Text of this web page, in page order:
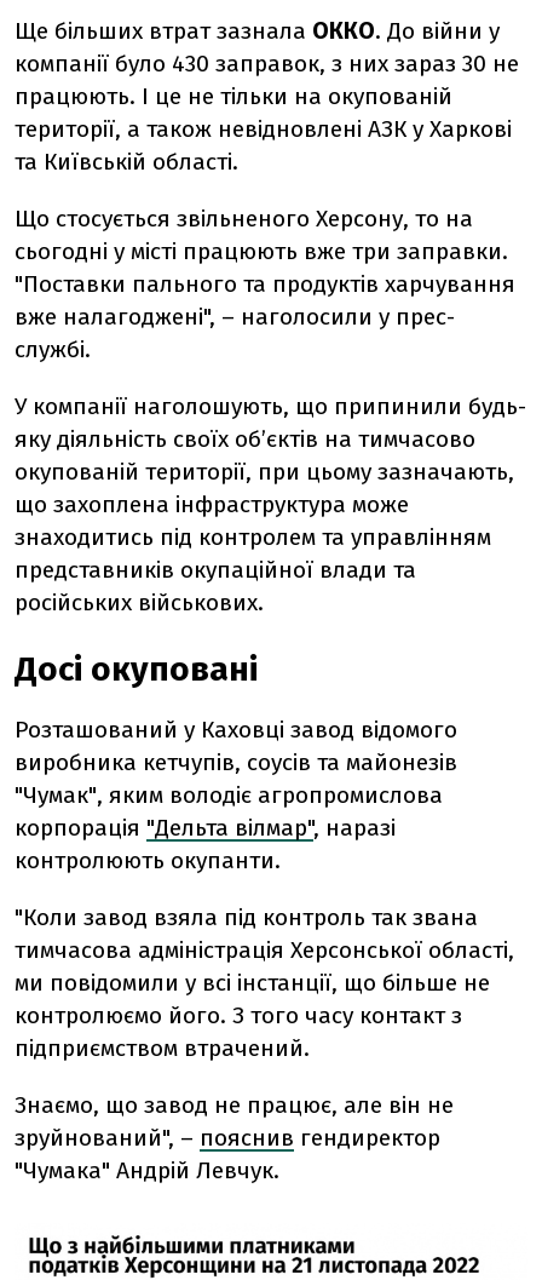
Ще більших втрат зазнала ОККО. До війни у
компанії було 430 заправок, з них зараз 30 не
працюють. І це не тільки на окупованій
території, а також невідновлені АЗК у Харкові
та Київській області.
Що стосується звільненого Херсону, то на
сьогодні у місті працюють вже три заправки.
"Поставки пального та продуктів харчування
вже налагоджені", – наголосили у прес-
службі.
У компанії наголошують, що припинили будь-
яку діяльність своїх об’єктів на тимчасово
окупованій території, при цьому зазначають,
що захоплена інфраструктура може
знаходитись під контролем та управлінням
представників окупаційної влади та
російських військових.
Досі окуповані
Розташований у Каховці завод відомого
виробника кетчупів, соусів та майонезів
"Чумак", яким володіє агропромислова
корпорація "Дельта вілмар", наразі
контролюють окупанти.
"Коли завод взяла під контроль так звана
тимчасова адміністрація Херсонської області,
ми повідомили у всі інстанції, що більше не
контролюємо його. З того часу контакт з
підприємством втрачений.
Знаємо, що завод не працює, але він не
зруйнований", – пояснив гендиректор
"Чумака" Андрій Левчук.